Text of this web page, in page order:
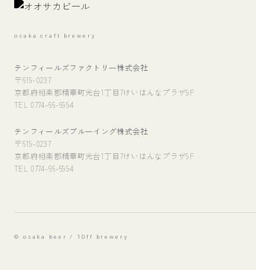
osaka craft brewery
テンフィールズファクトリー株式会社
〒619-0237
京都府相楽郡精華町光台1丁目7けいはんなプラザ9F
TEL 0774-66-6994
テンフィールズブルーイング株式会社
〒619-0237
京都府相楽郡精華町光台1丁目7けいはんなプラザ9F
TEL 0774-66-6994
© osaka beer / 10ff brewery.